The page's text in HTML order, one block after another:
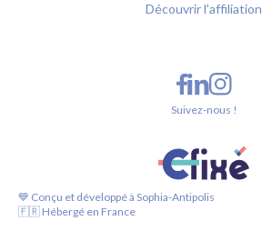
Découvrir l'affiliation
💙 Conçu et développé à Sophia-Antipolis
🇫🇷 Hébergé en France
Suivez-nous !